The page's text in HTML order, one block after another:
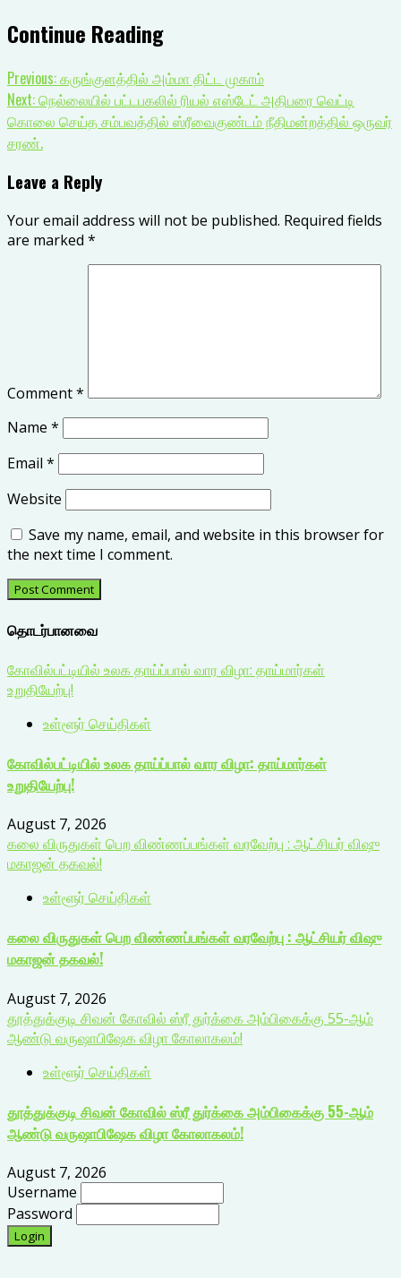
Continue Reading
Previous:கருங்குளத்தில் அம்மா திட்ட முகாம்
Next:நெல்லையில் பட்டபகலில் ரியல் எஸ்டேட் அதிபரை வெட்டி
கொலை செய்த சம்பவத்தில் ஸ்ரீவைகுண்டம் நீதிமன்றத்தில் ஒருவர்
சரண்.
Leave a Reply
Your email address will not be published. Required fields
are marked *
Comment*
Name *
Email *
Website
Save my name, email, and website in this browser for
the next time I comment.
தொடர்பானவை
கோவில்பட்டியில் உலக தாய்ப்பால் வார விழா: தாய்மார்கள்
உறுதியேற்பு!
உள்ளூர் செய்திகள்
கோவில்பட்டியில் உலக தாய்ப்பால் வார விழா: தாய்மார்கள்
உறுதியேற்பு!
August 7, 2026
கலை விருதுகள் பெற விண்ணப்பங்கள் வரவேற்பு : ஆட்சியர் விஷு
மகாஜன் தகவல்!
உள்ளூர் செய்திகள்
கலை விருதுகள் பெற விண்ணப்பங்கள் வரவேற்பு : ஆட்சியர் விஷு
மகாஜன் தகவல்!
August 7, 2026
தூத்துக்குடி சிவன் கோவில் ஸ்ரீ துர்க்கை அம்பிகைக்கு 55-ஆம்
ஆண்டு வருஷாபிஷேக விழா கோலாகலம்!
உள்ளூர் செய்திகள்
தூத்துக்குடி சிவன் கோவில் ஸ்ரீ துர்க்கை அம்பிகைக்கு 55-ஆம்
ஆண்டு வருஷாபிஷேக விழா கோலாகலம்!
August 7, 2026
Username
Password